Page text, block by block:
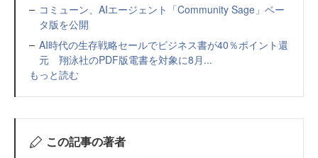
コミューン、AIエージェント「Community Sage」ベー
タ版を公開
AI時代の生存戦略セールでビジネス書が40％ポイント還
元 翔泳社のPDF版電書を対象に8月...
もっと読む
この記事の著者